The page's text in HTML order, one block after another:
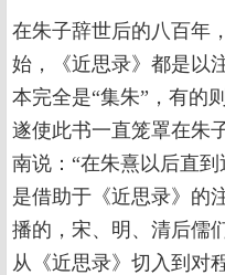
在朱子辞世后的八百年
始，《近思录》都是以
本完全是“集朱”，有的
遂使此书一直笼罩在朱
南说：“在朱熹以后直
是借助于《近思录》的
播的，宋、明、清后儒
从《近思录》切入到对